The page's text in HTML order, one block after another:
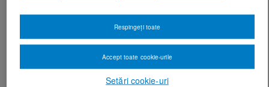
Setări cookie-uri
Respingeți toate
Accept toate cookie-urile